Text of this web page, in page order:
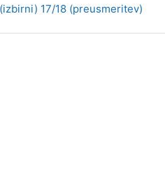
17/18 (preusmeritev)